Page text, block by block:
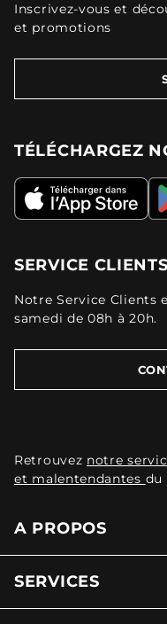
Inscrivez-vous et
et promotions
TÉLÉCHARGEZ
SERVICE CLIENTS
Notre Service Clients
samedi de 08h à 20h.
Retrouvez notre
et malentendantes du
A PROPOS
SERVICES